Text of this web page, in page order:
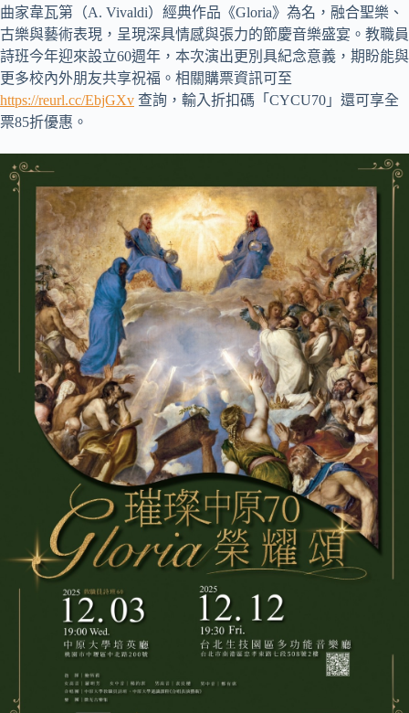
曲家韋瓦第（A. Vivaldi）經典作品《Gloria》為名，融合聖樂、
古樂與藝術表現，呈現深具情感與張力的節慶音樂盛宴。教職員
詩班今年迎來設立60週年，本次演出更別具紀念意義，期盼能與
更多校內外朋友共享祝福。相關購票資訊可至
https://reurl.cc/EbjGXv 查詢，輸入折扣碼「CYCU70」還可享全
票85折優惠。